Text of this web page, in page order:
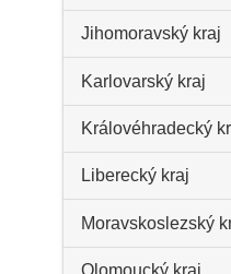
Jihomoravský kraj
Karlovarský kraj
Královéhradecký
Liberecký kraj
Moravskoslezský
Olomoucký kraj